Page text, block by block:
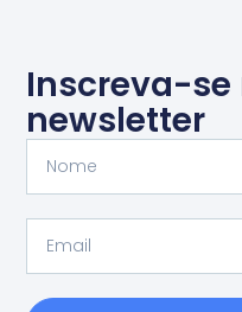
Inscreva-se
newsletter